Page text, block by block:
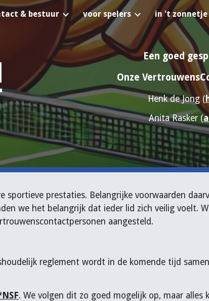
Skip to navigation
& bestuur voor spelers in 't zonnetje
Een goed
Onze
Henk de Jong (
Anita Rasker (
prestaties. Belangrijke voorwaarden
we het belangrijk dat ieder lid zich veilig voelt.
aangesteld.
reglement wordt in de komende tijd
. We volgen dit zo goed mogelijk op, maar alles